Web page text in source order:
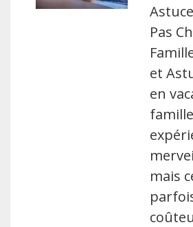
Pas
et
en
mais